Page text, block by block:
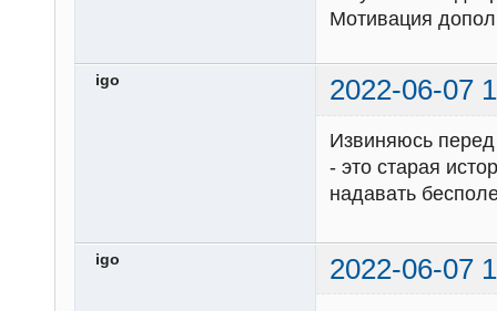
Мотивация
igo 2022-06-07
Извиняюсь
- это старая
надавать
igo 2022-06-07